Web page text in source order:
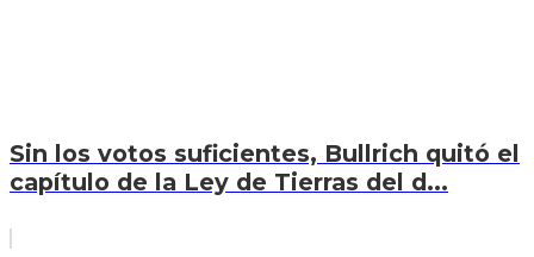
Sin los votos suficientes, Bullrich quitó el
capítulo de la Ley de Tierras del d...